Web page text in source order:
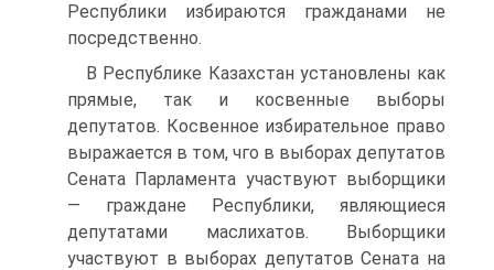
Республики избираются гражданами не
посредственно.
В Республике Казахстан установлены как
прямые, так и косвенные выборы
депутатов. Косвенное избирательное право
выражается в том, чго в выборах депутатов
Сената Парламента участвуют выборщики
— граждане Республики, являющиеся
депутатами маслихатов. Выборщики
участвуют в выборах депутатов Сената на